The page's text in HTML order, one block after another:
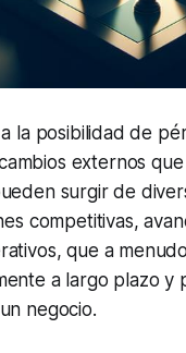
la posibilidad de
externos
surgir de
competitivas,
que a
a largo plazo y
negocio.